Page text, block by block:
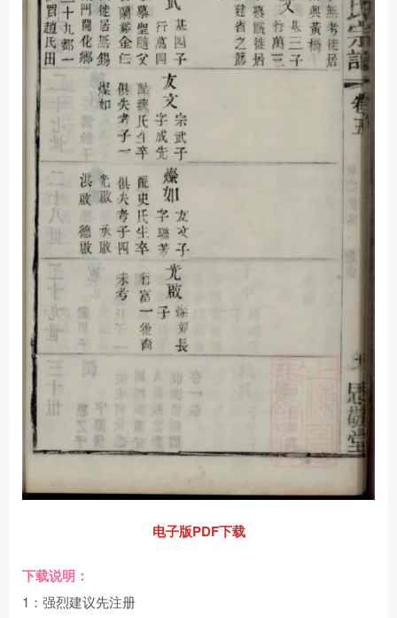
电子版PDF下载
下载说明：
1：强烈建议先注册